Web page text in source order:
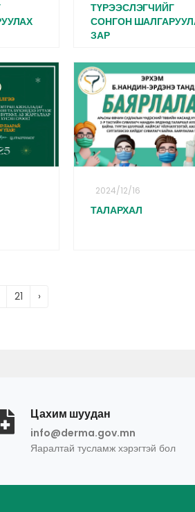
ТҮРЭЭСЛЭГЧИЙГ
СОНГОН
ЗАР
2024/12/16
ТАЛАРХАЛ
21 ›
Цахим шуудан
info@derma.gov.mn
Яаралтай тусламж хэрэгтэй бол